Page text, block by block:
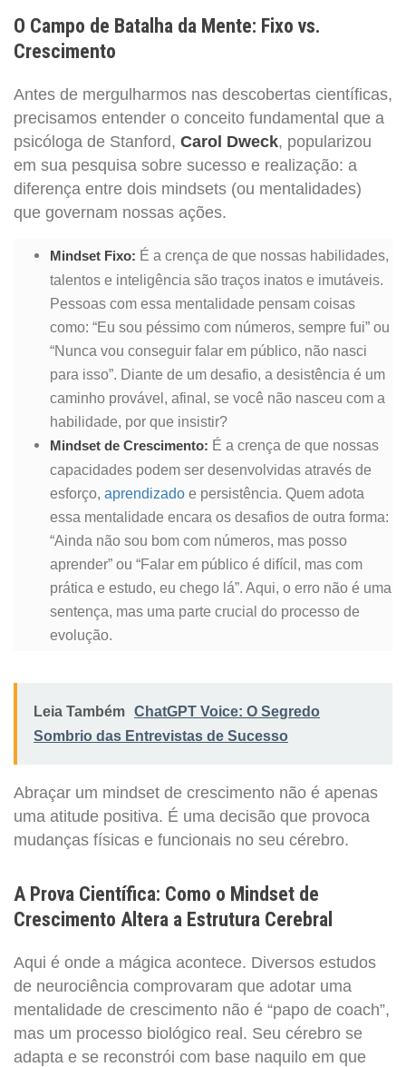
O Campo de Batalha da Mente: Fixo vs.
Crescimento
Antes de mergulharmos nas descobertas científicas,
precisamos entender o conceito fundamental que a
psicóloga de Stanford, Carol Dweck, popularizou
em sua pesquisa sobre sucesso e realização: a
diferença entre dois mindsets (ou mentalidades)
que governam nossas ações.
Mindset Fixo: É a crença de que nossas habilidades,
talentos e inteligência são traços inatos e imutáveis.
Pessoas com essa mentalidade pensam coisas
como: “Eu sou péssimo com números, sempre fui” ou
“Nunca vou conseguir falar em público, não nasci
para isso”. Diante de um desafio, a desistência é um
caminho provável, afinal, se você não nasceu com a
habilidade, por que insistir?
Mindset de Crescimento: É a crença de que nossas
capacidades podem ser desenvolvidas através de
esforço, aprendizado e persistência. Quem adota
essa mentalidade encara os desafios de outra forma:
“Ainda não sou bom com números, mas posso
aprender” ou “Falar em público é difícil, mas com
prática e estudo, eu chego lá”. Aqui, o erro não é uma
sentença, mas uma parte crucial do processo de
evolução.
Leia Também ChatGPT Voice: O Segredo
Sombrio das Entrevistas de Sucesso
Abraçar um mindset de crescimento não é apenas
uma atitude positiva. É uma decisão que provoca
mudanças físicas e funcionais no seu cérebro.
A Prova Científica: Como o Mindset de
Crescimento Altera a Estrutura Cerebral
Aqui é onde a mágica acontece. Diversos estudos
de neurociência comprovaram que adotar uma
mentalidade de crescimento não é “papo de coach”,
mas um processo biológico real. Seu cérebro se
adapta e se reconstrói com base naquilo em que